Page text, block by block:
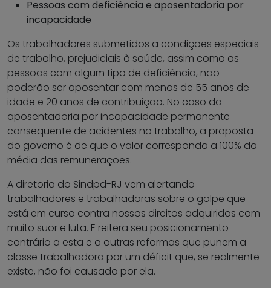
Pessoas com deficiência e aposentadoria por
incapacidade
Os trabalhadores submetidos a condições especiais
de trabalho, prejudiciais à saúde, assim como as
pessoas com algum tipo de deficiência, não
poderão ser aposentar com menos de 55 anos de
idade e 20 anos de contribuição. No caso da
aposentadoria por incapacidade permanente
consequente de acidentes no trabalho, a proposta
do governo é de que o valor corresponda a 100% da
média das remunerações.
A diretoria do Sindpd-RJ vem alertando
trabalhadores e trabalhadoras sobre o golpe que
está em curso contra nossos direitos adquiridos com
muito suor e luta. E reitera seu posicionamento
contrário a esta e a outras reformas que punem a
classe trabalhadora por um déficit que, se realmente
existe, não foi causado por ela.